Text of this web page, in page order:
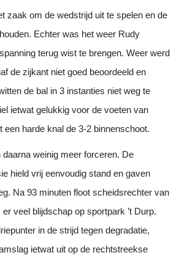
zaak om de wedstrijd uit te spelen en de
Echter was het weer Rudy
terug wist te brengen. Weer werd
de zijkant niet goed beoordeeld en
de bal in 3 instanties niet weg te
ietwat gelukkig voor de voeten van
een harde knal de 3-2 binnenschoot.
weinig meer forceren. De
hield vrij eenvoudig stand en gaven
Na 93 minuten floot scheidsrechter van
veel blijdschap op sportpark ’t Durp.
in de strijd tegen degradatie,
ietwat uit op de rechtstreekse